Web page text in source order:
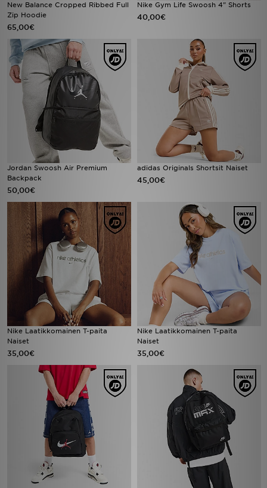
New Balance Cropped Ribbed Full
Zip Hoodie
65,00€
Nike Gym Life Swoosh 4" Shorts
40,00€
Jordan Swoosh Air Premium
Backpack
50,00€
adidas Originals Shortsit Naiset
45,00€
Nike Laatikkomainen T-paita
Naiset
35,00€
Nike Laatikkomainen T-paita
Naiset
35,00€